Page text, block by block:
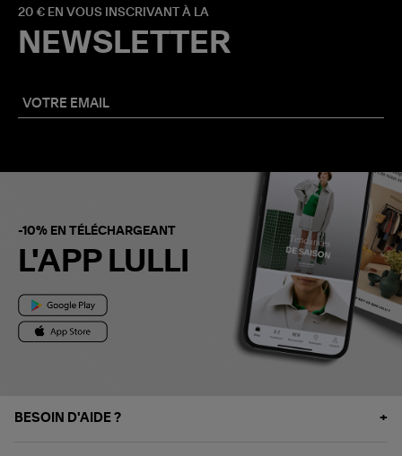
20 € EN VOUS INSCRIVANT À LA
NEWSLETTER
-10% EN TÉLÉCHARGEANT
L'APP LULLI
BESOIN D'AIDE ?